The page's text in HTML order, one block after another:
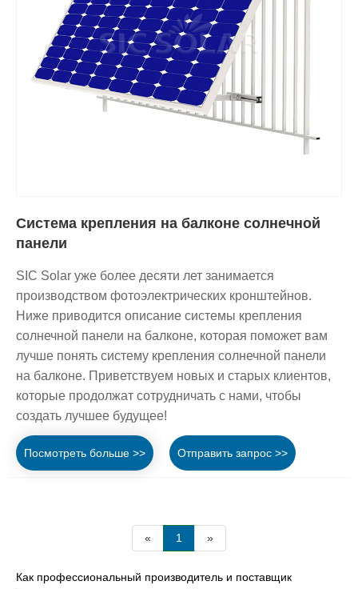
Система крепления на балконе солнечной
панели
SIC Solar уже более десяти лет занимается
производством фотоэлектрических кронштейнов.
Ниже приводится описание системы крепления
солнечной панели на балконе, которая поможет вам
лучше понять систему крепления солнечной панели
на балконе. Приветствуем новых и старых клиентов,
которые продолжат сотрудничать с нами, чтобы
создать лучшее будущее!
Посмотреть больше >> Отправить запрос >>
« 1 »
Как профессиональный производитель и поставщик